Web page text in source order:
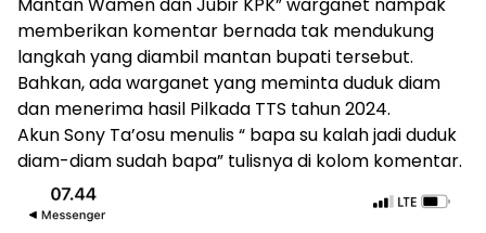
memberikan komentar bernada tak mendukung
langkah yang diambil mantan bupati tersebut.
Bahkan, ada warganet yang meminta duduk diam
dan menerima hasil Pilkada TTS tahun 2024.
Akun Sony Ta’osu menulis “ bapa su kalah jadi duduk
diam-diam sudah bapa” tulisnya di kolom komentar.